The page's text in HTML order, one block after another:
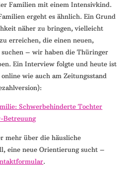
Familien mit einem Intensivkind.
ergeht es ähnlich. Ein Grund
näher zu bringen, vielleicht
erreichen, die einen neuen,
– wir haben die Thüringer
Ein Interview folgte und heute ist
wie auch am Zeitungsstand
Schwerbehinderte Tochter
Betreuung
mehr über die häusliche
eine neue Orientierung sucht –
.